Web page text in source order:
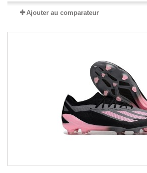
Ajouter au comparateur